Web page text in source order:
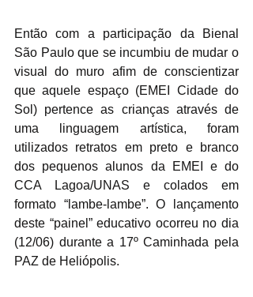
Então com a participação da Bienal
São Paulo que se incumbiu de mudar o
visual do muro afim de conscientizar
que aquele espaço (EMEI Cidade do
Sol) pertence as crianças através de
uma linguagem artística, foram
utilizados retratos em preto e branco
dos pequenos alunos da EMEI e do
CCA Lagoa/UNAS e colados em
formato “lambe-lambe”. O lançamento
deste “painel” educativo ocorreu no dia
(12/06) durante a 17º Caminhada pela
PAZ de Heliópolis.